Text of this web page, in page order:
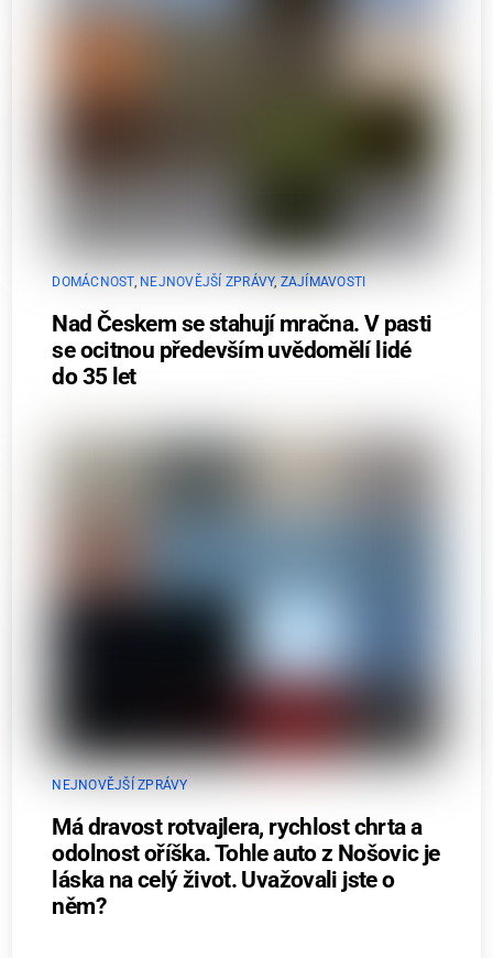
DOMÁCNOST, NEJNOVĚJŠÍ ZPRÁVY, ZAJÍMAVOSTI
Nad Českem se stahují mračna. V pasti
se ocitnou především uvědomělí lidé
do 35 let
NEJNOVĚJŠÍ ZPRÁVY
Má dravost rotvajlera, rychlost chrta a
odolnost oříška. Tohle auto z Nošovic je
láska na celý život. Uvažovali jste o
něm?